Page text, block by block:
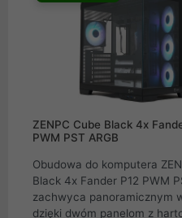
ZENPC Cube Black 4x
PWM PST ARGB
Obudowa do komputera
Black 4x Fander P12 PWM
zachwyca panoramicznym
dzięki dwóm panelom z